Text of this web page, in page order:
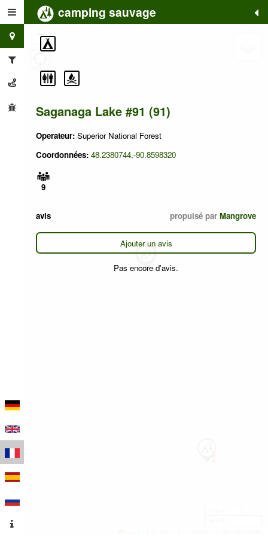
camping sauvage
Saganaga Lake #91 (91)
Operateur: Superior National Forest
Coordonnées: 48.2380744,-90.8598320
9
avis propulsé par Mangrove
Ajouter un avis
Pas encore d'avis.
+
−